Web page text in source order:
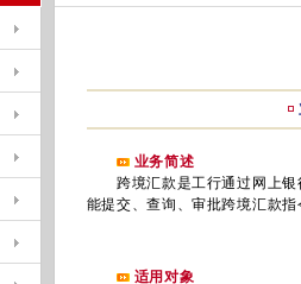
业务简述
跨境汇款是工行通过网上银
能提交、查询、审批跨境汇款
适用对象